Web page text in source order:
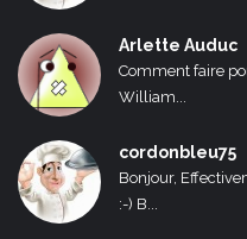
Arlette Auduc
Comment faire
William...
cordonbleu75
Bonjour,
:-) B...